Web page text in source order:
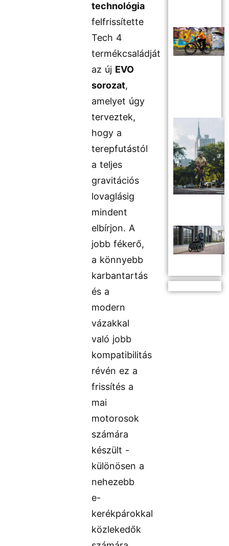
technológia
felfrissítette
Tech 4
termékcsaládját
az új EVO
sorozat,
amelyet úgy
terveztek,
hogy a
terepfutástól
a teljes
gravitációs
lovaglásig
mindent
elbírjon. A
jobb fékerő,
a könnyebb
karbantartás
és a
modern
vázakkal
való jobb
kompatibilitás
révén ez a
frissítés a
mai
motorosok
számára
készült -
különösen a
nehezebb
e-
kerékpárokkal
közlekedők